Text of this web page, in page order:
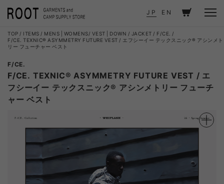
JP EN
TOP ITEMS MENS WOMENS VEST DOWN / JACKET
F/CE.
F/CE. TEXNIC® ASYMMETRY FUTURE VEST / エフシーイー テックスニック® アシンメト
リー フューチャー ベスト
F/CE.
F/CE. TEXNIC® ASYMMETRY FUTURE VEST / エ
フシーイー テックスニック® アシンメトリー フューチ
ャー ベスト